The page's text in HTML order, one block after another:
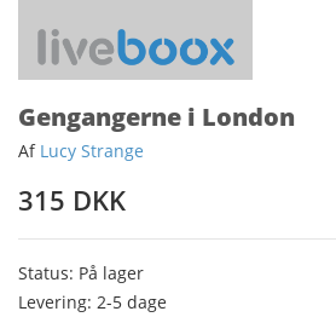
Gengangerne i London
Af Lucy Strange
315 DKK
Status: På lager
Levering: 2-5 dage